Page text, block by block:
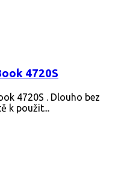
4720S
4720S . Dlouho bez
k použit...